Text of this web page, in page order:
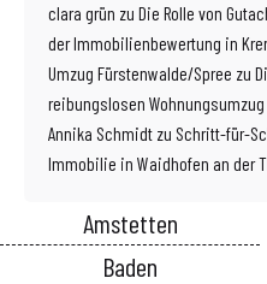
clara grün zu Die Rolle von
der Immobilienbewertung in
Umzug Fürstenwalde/Spree zu
reibungslosen
Annika Schmidt zu Schritt-für-
Immobilie in Waidhofen an der
Amstetten
Baden